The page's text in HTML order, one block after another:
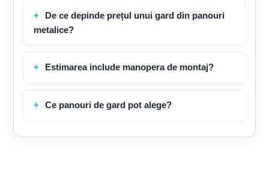
De ce depinde prețul unui gard din panouri
metalice?
Estimarea include manopera de montaj?
Ce panouri de gard pot alege?